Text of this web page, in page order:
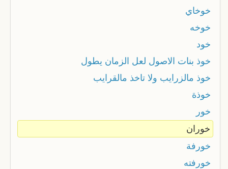
خوخاي
خوخه
خود
خوذ بنات الاصول لعل الزمان يطول
خوذ مالزرايب ولا تاخذ مالقرايب
خوذة
خور
خوران
خورفة
خورفته